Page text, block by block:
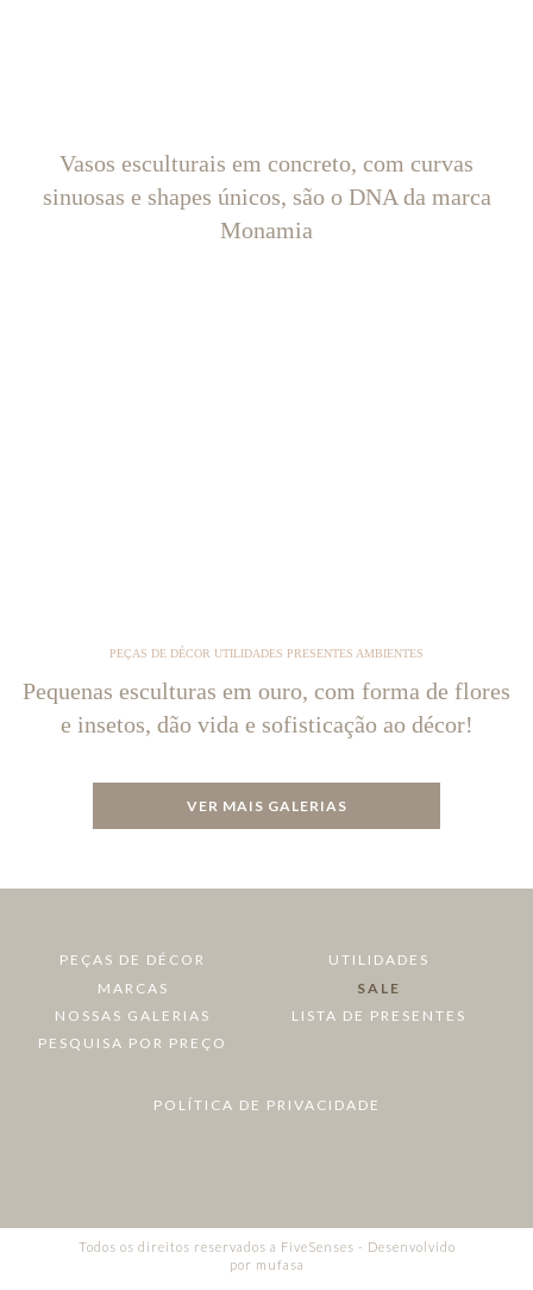
Vasos esculturais em concreto, com curvas
sinuosas e shapes únicos, são o DNA da marca
Monamia
PEÇAS DE DÉCOR UTILIDADES PRESENTES AMBIENTES
Pequenas esculturas em ouro, com forma de flores
e insetos, dão vida e sofisticação ao décor!
VER MAIS GALERIAS
PEÇAS DE DÉCOR
UTILIDADES
MARCAS
SALE
NOSSAS GALERIAS
LISTA DE PRESENTES
PESQUISA POR PREÇO
POLÍTICA DE PRIVACIDADE
Todos os direitos reservados a FiveSenses - Desenvolvido
por mufasa